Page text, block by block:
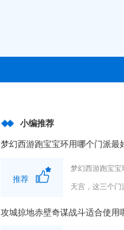
小编推荐
梦幻西游跑宝宝环用哪个门派最
推荐
梦幻西游跑宝宝
天宫，这三个门
攻城掠地赤壁奇谋战斗适合使用